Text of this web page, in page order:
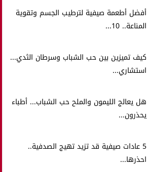
أفضل أطعمة صيفية لترطيب الجسم وتقوية
المناعة.. 10...
كيف تميزين بين حب الشباب وسرطان الثدي...
استشاري...
هل يعالج الليمون والملح حب الشباب... أطباء
يحذرون...
5 عادات صيفية قد تزيد تهيج الصدفية..
احذرها...